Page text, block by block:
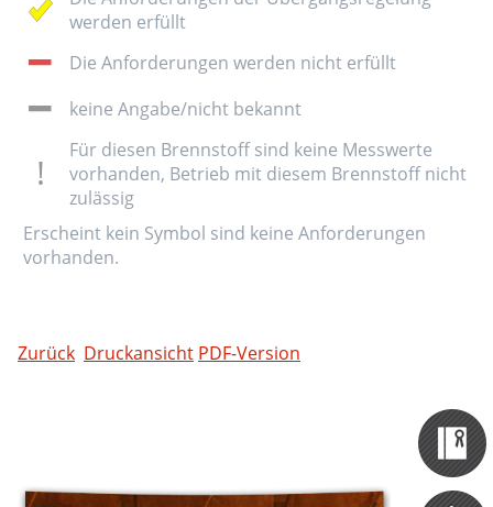
Themen
werden erfüllt
Die Anforderungen werden nicht erfüllt
keine Angabe/nicht bekannt
Für diesen Brennstoff sind keine Messwerte
vorhanden, Betrieb mit diesem Brennstoff nicht
zulässig
Erscheint kein Symbol sind keine Anforderungen
vorhanden.
Zurück Druckansicht PDF-Version